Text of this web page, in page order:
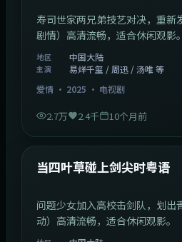
寿司世家两兄弟技艺对决，重新
剧情）高清流畅，适合休闲观影。
地区 中国大陆
主演
易烊千玺 / 周迅 / 汤唯 等
爱情· 2025 · 电视剧
2.7万 2.4千 10个月前
最新
当四叶草碰上剑尖时粤语
问题少女加入高校击剑队，划出
动）高清流畅，适合休闲观影。